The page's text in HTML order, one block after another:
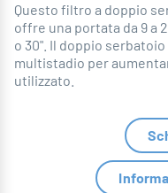
Questo filtro a doppio
offre una portata da 9 a
o 30". Il doppio
multistadio per
utilizzato.